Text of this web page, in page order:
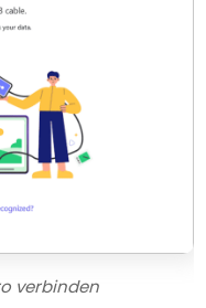
verbinden